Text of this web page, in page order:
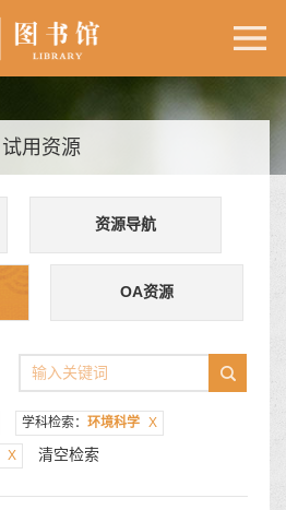
试用资源
资源导航
OA资源
学科检索： 环境科学 X
X 清空检索